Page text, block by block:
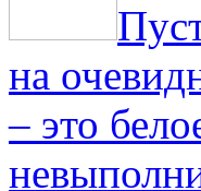
на
– это